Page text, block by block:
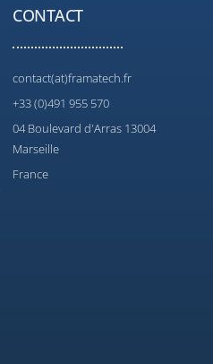
CONTACT
contact(at)framatech.fr
+33 (0)491 955 570
04 Boulevard d'Arras 13004
Marseille
France